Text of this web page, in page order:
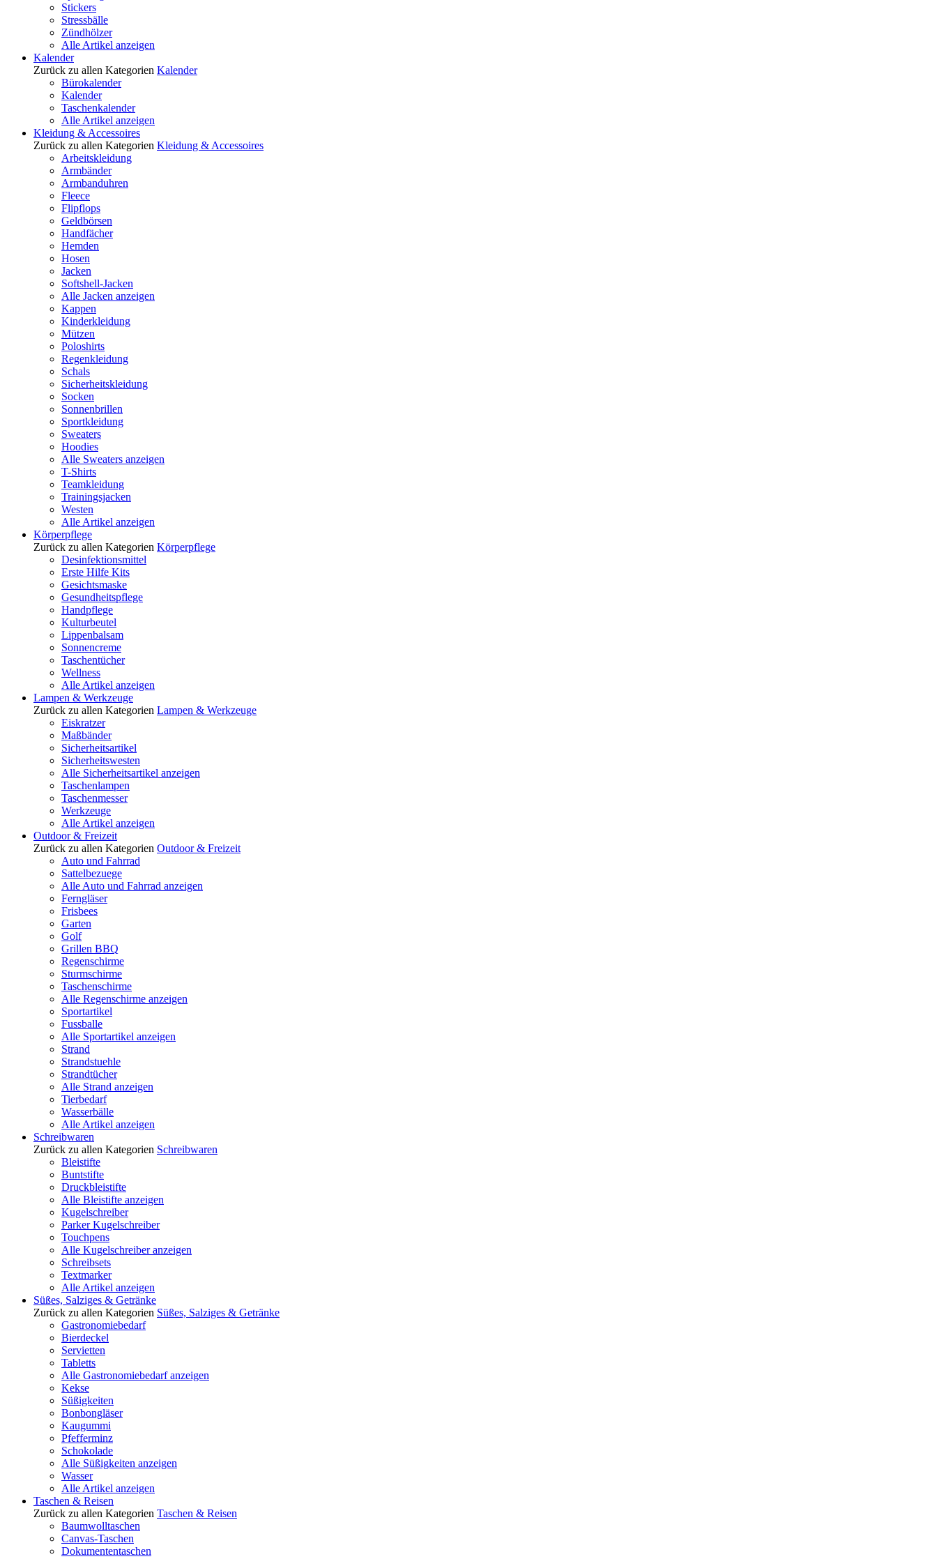
Stickers
Stressbälle
Zündhölzer
Alle Artikel anzeigen
Kalender
Zurück zu allen Kategorien Kalender
Bürokalender
Kalender
Taschenkalender
Alle Artikel anzeigen
Kleidung & Accessoires
Zurück zu allen Kategorien Kleidung & Accessoires
Arbeitskleidung
Armbänder
Armbanduhren
Fleece
Flipflops
Geldbörsen
Handfächer
Hemden
Hosen
Jacken
Softshell-Jacken
Alle Jacken anzeigen
Kappen
Kinderkleidung
Mützen
Poloshirts
Regenkleidung
Schals
Sicherheitskleidung
Socken
Sonnenbrillen
Sportkleidung
Sweaters
Hoodies
Alle Sweaters anzeigen
T-Shirts
Teamkleidung
Trainingsjacken
Westen
Alle Artikel anzeigen
Körperpflege
Zurück zu allen Kategorien Körperpflege
Desinfektionsmittel
Erste Hilfe Kits
Gesichtsmaske
Gesundheitspflege
Handpflege
Kulturbeutel
Lippenbalsam
Sonnencreme
Taschentücher
Wellness
Alle Artikel anzeigen
Lampen & Werkzeuge
Zurück zu allen Kategorien Lampen & Werkzeuge
Eiskratzer
Maßbänder
Sicherheitsartikel
Sicherheitswesten
Alle Sicherheitsartikel anzeigen
Taschenlampen
Taschenmesser
Werkzeuge
Alle Artikel anzeigen
Outdoor & Freizeit
Zurück zu allen Kategorien Outdoor & Freizeit
Auto und Fahrrad
Sattelbezuege
Alle Auto und Fahrrad anzeigen
Ferngläser
Frisbees
Garten
Golf
Grillen BBQ
Regenschirme
Sturmschirme
Taschenschirme
Alle Regenschirme anzeigen
Sportartikel
Fussballe
Alle Sportartikel anzeigen
Strand
Strandstuehle
Strandtücher
Alle Strand anzeigen
Tierbedarf
Wasserbälle
Alle Artikel anzeigen
Schreibwaren
Zurück zu allen Kategorien Schreibwaren
Bleistifte
Buntstifte
Druckbleistifte
Alle Bleistifte anzeigen
Kugelschreiber
Parker Kugelschreiber
Touchpens
Alle Kugelschreiber anzeigen
Schreibsets
Textmarker
Alle Artikel anzeigen
Süßes, Salziges & Getränke
Zurück zu allen Kategorien Süßes, Salziges & Getränke
Gastronomiebedarf
Bierdeckel
Servietten
Tabletts
Alle Gastronomiebedarf anzeigen
Kekse
Süßigkeiten
Bonbongläser
Kaugummi
Pfefferminz
Schokolade
Alle Süßigkeiten anzeigen
Wasser
Alle Artikel anzeigen
Taschen & Reisen
Zurück zu allen Kategorien Taschen & Reisen
Baumwolltaschen
Canvas-Taschen
Dokumententaschen